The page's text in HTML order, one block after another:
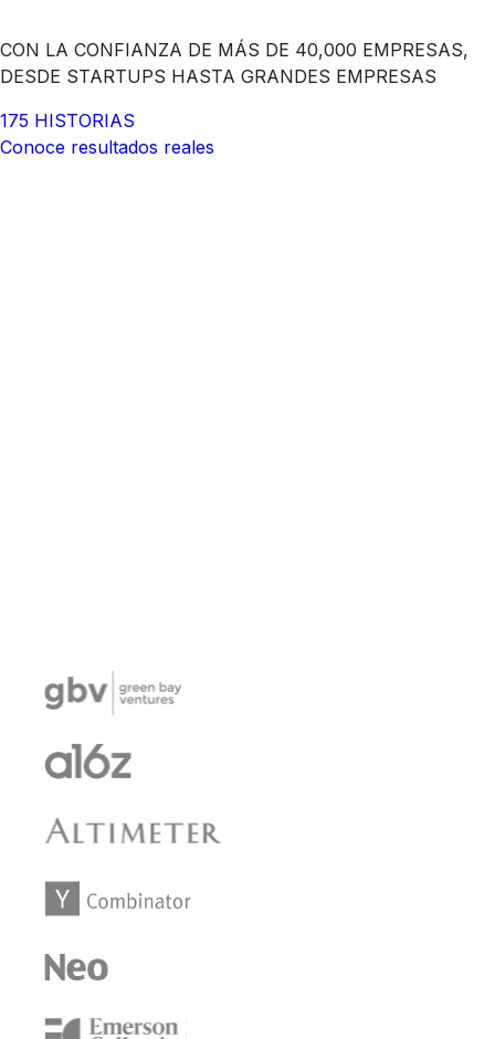
CON LA CONFIANZA DE MÁS DE 40,000 EMPRESAS,
DESDE STARTUPS HASTA GRANDES EMPRESAS
175 HISTORIAS
Conoce resultados reales